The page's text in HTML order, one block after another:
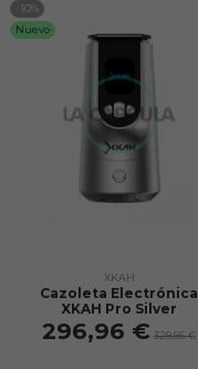
-10%
Nuevo
XKAH
Cazoleta Electrónica
XKAH Pro Silver
296,96 € 329,95 €